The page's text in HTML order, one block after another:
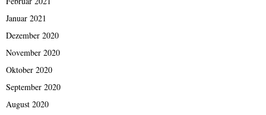
Januar 2021
Dezember 2020
November 2020
Oktober 2020
September 2020
August 2020